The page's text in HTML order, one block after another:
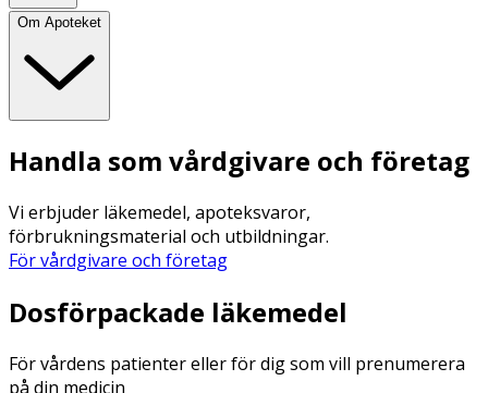
Om Apoteket
Handla som vårdgivare och företag
Vi erbjuder läkemedel, apoteksvaror,
förbrukningsmaterial och utbildningar.
För vårdgivare och företag
Dosförpackade läkemedel
För vårdens patienter eller för dig som vill prenumerera
på din medicin